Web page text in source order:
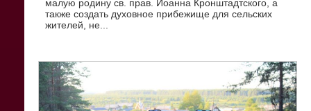
малую родину св. прав. Иоанна Кронштадтского, а
также создать духовное прибежище для сельских
жителей, не...